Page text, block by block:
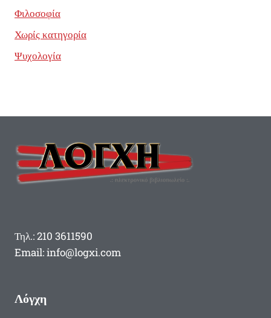
Φιλοσοφία
Χωρίς κατηγορία
Ψυχολογία
Τηλ.: 210 3611590
Email: info@logxi.com
Λόγχη